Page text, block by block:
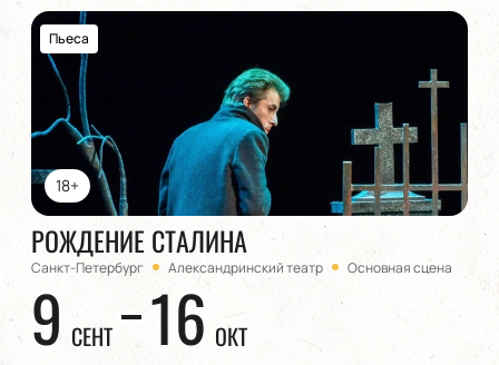
18+
Пьеса
РОЖДЕНИЕ СТАЛИНА
Санкт-Петербург Александринский театр Основная сцена
9 СЕНТ 16 ОКТ